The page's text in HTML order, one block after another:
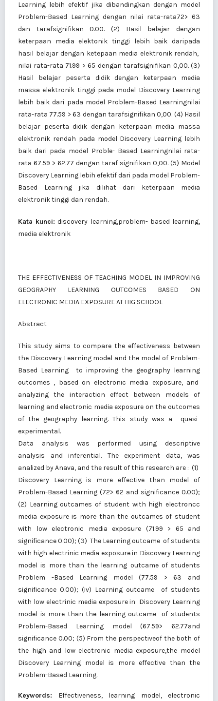
Learning lebih efektif jika dibandingkan dengan model
Problem-Based Learning dengan nilai rata-rata72> 63
dan tarafsignifikan 0.00. (2) Hasil belajar dengan
keterpaan media elektonik tinggi lebih baik daripada
hasil belajar dengan ketepaan media elektronik rendah,
nilai rata-rata 71.99 > 65 dengan tarafsignifikan 0,00. (3)
Hasil belajar peserta didik dengan keterpaan media
massa elektronik tinggi pada model Discovery Learning
lebih baik dari pada model Problem-Based Learningnilai
rata-rata 77.59 > 63 dengan tarafsignifikan 0,00. (4) Hasil
belajar peserta didik dengan keterpaan media massa
elektronik rendah pada model Discovery Learning lebih
baik dari pada model Proble- Based Learningnilai rata-
rata 67.59 > 62.77 dengan taraf signifikan 0,00. (5) Model
Discovery Learning lebih efektif dari pada model Problem-
Based Learning jika dilihat dari keterpaan media
elektronik tinggi dan rendah.
Kata kunci: discovery learning,problem- based learning,
media elektronik
THE EFFECTIVENESS OF TEACHING MODEL IN IMPROVING
GEOGRAPHY LEARNING OUTCOMES BASED ON
ELECTRONIC MEDIA EXPOSURE AT HIG SCHOOL
Abstract
This study aims to compare the effectiveness between
the Discovery Learning model and the model of Problem-
Based Learning to improving the geography learning
outcomes , based on electronic media exposure, and
analyzing the interaction effect between models of
learning and electronic media exposure on the outcomes
of the geography learning. This study was a quasi-
experimental.
Data analysis was performed using descriptive
analysis and inferential. The experiment data, was
analized by Anava, and the result of this research are : (1)
Discovery Learning is more effective than model of
Problem-Based Learning (72> 62 and significance 0.00);
(2) Learning outcames of student with high electroncc
media exposure is more than the outcames of student
with low electronic media exposure (71.99 > 65 and
significance 0.00); (3) The Learning outcame of students
with high electrinic media exposure in Discovery Learning
model is more than the learning outcame of students
Problem -Based Learning model (77.59 > 63 and
significance 0.00); (iv) Learning outcame of students
with low electrinic media exposure in Discovery Learning
model is more than the learning outcame of students
Problem-Based Learning model (67.59> 62.77and
significance 0.00; (5) From the perspectiveof the both of
the high and low electronic media exposure,the model
Discovery Learning model is more effective than the
Problem-Based Learning.
Keywords: Effectiveness, learning model, electronic